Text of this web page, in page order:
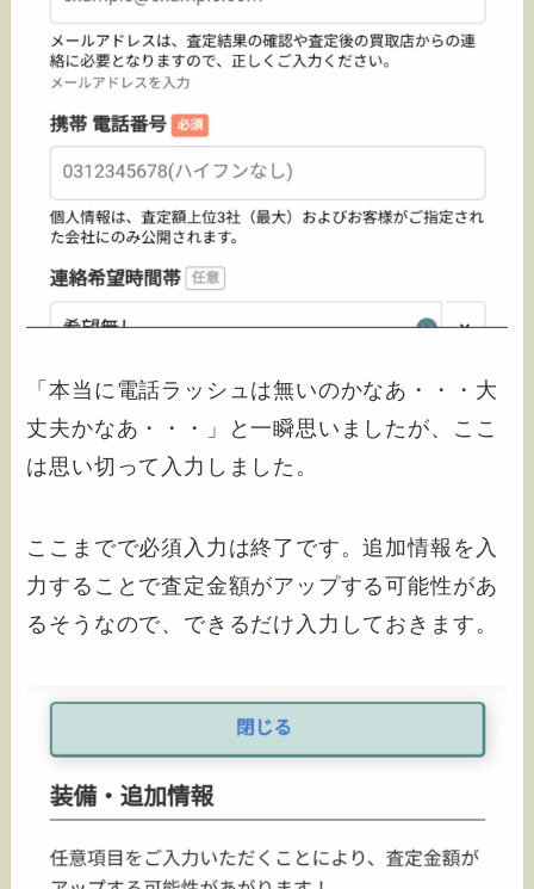
「本当に電話ラッシュは無いのかなあ・・・大
丈夫かなあ・・・」と一瞬思いましたが、ここ
は思い切って入力しました。
ここまでで必須入力は終了です。追加情報を入
力することで査定金額がアップする可能性があ
るそうなので、できるだけ入力しておきます。